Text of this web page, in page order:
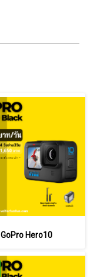
GoPro Hero10